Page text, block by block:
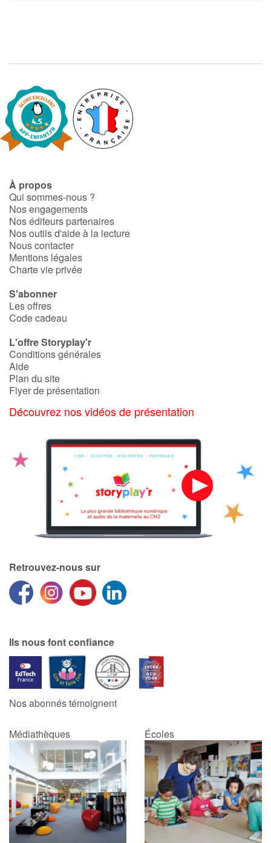
À propos
Qui sommes-nous ?
Nos engagements
Nos éditeurs partenaires
Nos outils d'aide à la lecture
Nous contacter
Mentions légales
Charte vie privée
S'abonner
Les offres
Code cadeau
L'offre Storyplay'r
Conditions générales
Aide
Plan du site
Flyer de présentation
Découvrez nos vidéos de présentation
Retrouvez-nous sur
Ils nous font confiance
Nos abonnés témoignent
Médiathèques Écoles